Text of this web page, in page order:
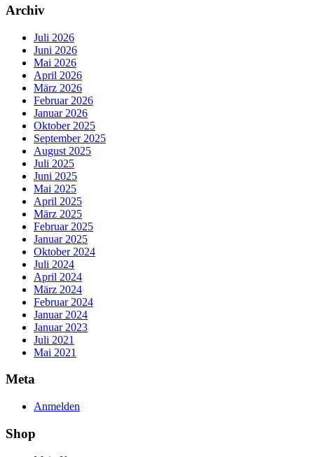
Archiv
Juli 2026
Juni 2026
Mai 2026
April 2026
März 2026
Februar 2026
Januar 2026
Oktober 2025
September 2025
August 2025
Juli 2025
Juni 2025
Mai 2025
April 2025
März 2025
Februar 2025
Januar 2025
Oktober 2024
Juli 2024
April 2024
März 2024
Februar 2024
Januar 2024
Januar 2023
Juli 2021
Mai 2021
Meta
Anmelden
Shop